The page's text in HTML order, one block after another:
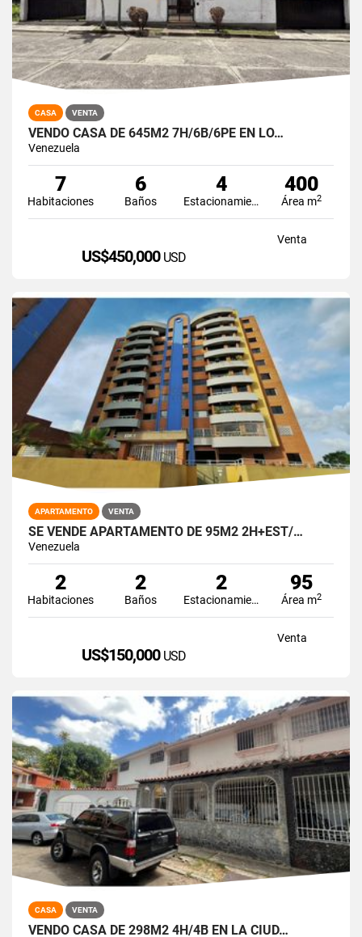
CASA VENTA
VENDO CASA DE 645M2 7H/6B/6PE EN LO…
Venezuela
7
Habitaciones
6
Baños
4
Estacionamiento
400
Área m2
Venta
US$450,000 USD
APARTAMENTO VENTA
SE VENDE APARTAMENTO DE 95M2 2H+EST/…
Venezuela
2
Habitaciones
2
Baños
2
Estacionamiento
95
Área m2
Venta
US$150,000 USD
CASA VENTA
VENDO CASA DE 298M2 4H/4B EN LA CIUD…